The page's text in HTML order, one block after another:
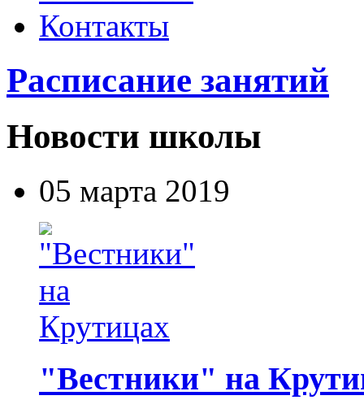
Контакты
Расписание занятий
Новости школы
05 марта 2019
"Вестники" на